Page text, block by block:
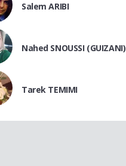
Salem ARIBI
Nahed SNOUSSI (GUIZANI)
Tarek TEMIMI